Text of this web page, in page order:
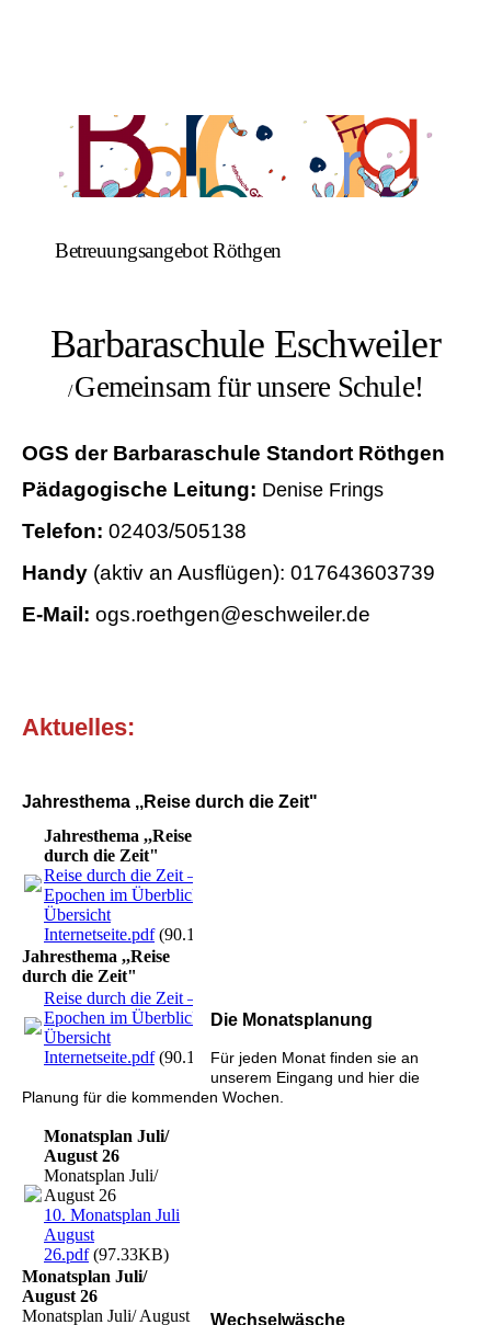
Betreuungsangebot Röthgen
Barbaraschule Eschweiler
/Gemeinsam für unsere Schule!
OGS der Barbaraschule Standort Röthgen
Pädagogische Leitung: Denise Frings
Telefon: 02403/505138
Handy (aktiv an Ausflügen): 017643603739
E-Mail: ogs.roethgen@eschweiler.de
Aktuelles:
Jahresthema ,,Reise durch die Zeit"
Jahresthema ,,Reise
durch die Zeit"
Reise durch die Zeit –
Epochen im Überblick -
Übersicht
Internetseite.pdf(90.14KB)
Jahresthema ,,Reise
durch die Zeit"
Reise durch die Zeit –
Epochen im Überblick -
Übersicht
Internetseite.pdf(90.14KB)
Die Monatsplanung
Für jeden Monat finden sie an
unserem Eingang und hier die
Planung für die kommenden Wochen.
Monatsplan Juli/
August 26
Monatsplan Juli/
August 26
10. Monatsplan Juli
August
26.pdf(97.33KB)
Monatsplan Juli/
August 26
Monatsplan Juli/ August
Wechselwäsche